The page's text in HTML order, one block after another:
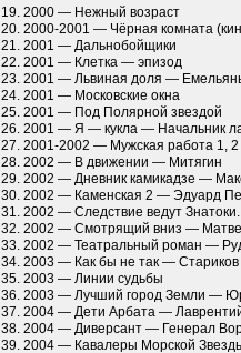
19. 2000 — Нежный возраст
20. 2000-2001 — Чёрная комната
21. 2001 — Дальнобойщики
22. 2001 — Клетка — эпизод
23. 2001 — Львиная доля —
24. 2001 — Московские окна
25. 2001 — Под Полярной звездой
26. 2001 — Я — кукла — Начальник
27. 2001-2002 — Мужская работа 1,
28. 2002 — В движении — Митягин
29. 2002 — Дневник камикадзе —
30. 2002 — Каменская 2 — Эдуард
31. 2002 — Следствие ведут
32. 2002 — Смотрящий вниз —
33. 2002 — Театральный роман —
34. 2003 — Как бы не так — Стариков
35. 2003 — Линии судьбы
36. 2003 — Лучший город Земли —
37. 2004 — Дети Арбата —
38. 2004 — Диверсант — Генерал
39. 2004 — Кавалеры Морской